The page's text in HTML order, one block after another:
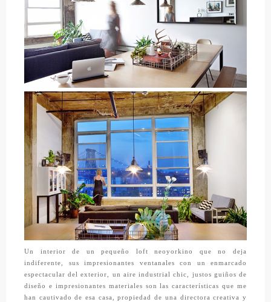
Un interior de un pequeño loft neoyorkino que no deja
indiferente, sus impresionantes ventanales con un enmarcado
espectacular del exterior, un aire industrial chic, justos guiños de
diseño e impresionantes materiales son las características que me
han cautivado de esa casa, propiedad de una directora creativa y